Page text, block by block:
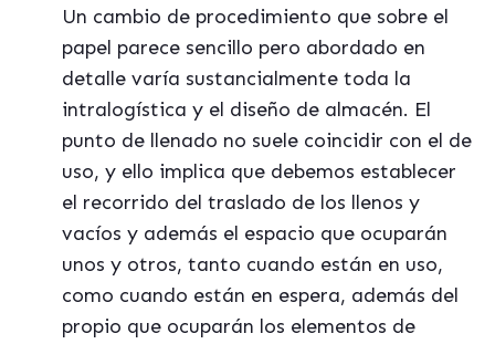
Un cambio de procedimiento que sobre el
papel parece sencillo pero abordado en
detalle varía sustancialmente toda la
intralogística y el diseño de almacén. El
punto de llenado no suele coincidir con el de
uso, y ello implica que debemos establecer
el recorrido del traslado de los llenos y
vacíos y además el espacio que ocuparán
unos y otros, tanto cuando están en uso,
como cuando están en espera, además del
propio que ocuparán los elementos de